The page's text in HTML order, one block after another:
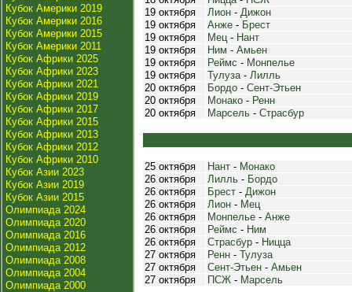
Кубок Америки 2019
Кубок Америки 2016
Кубок Америки 2015
Кубок Америки 2011
Кубок Африки 2025
Кубок Африки 2023
Кубок Африки 2021
Кубок Африки 2019
Кубок Африки 2017
Кубок Африки 2015
Кубок Африки 2013
Кубок Африки 2012
Кубок Африки 2010
Кубок Азии 2023
Кубок Азии 2019
Кубок Азии 2015
Олимпиада 2024
Олимпиада 2020
Олимпиада 2016
Олимпиада 2012
Олимпиада 2008
Олимпиада 2004
Олимпиада 2000
19 октября
Лион - Дижон
19 октября
Анже - Брест
19 октября
Мец- Нант
19 октября
Ним - Амьен
19 октября
Реймс - Монпелье
19 октября
Тулуза- Лилль
20 октября
Бордо - Сент-Этьен
20 октября
Монако - Ренн
20 октября
Марсель - Страсбур
25 октября Нант - Монако
26 октября
Лилль - Бордо
26 октября
Брест - Дижон
26 октября
Лион - Мец
26 октября
Монпелье - Анже
26 октября
Реймс - Ним
26 октября
Страсбур - Ницца
27 октября
Ренн - Тулуза
27 октября
Сент-Этьен - Амьен
27 октября
ПСЖ - Марсель